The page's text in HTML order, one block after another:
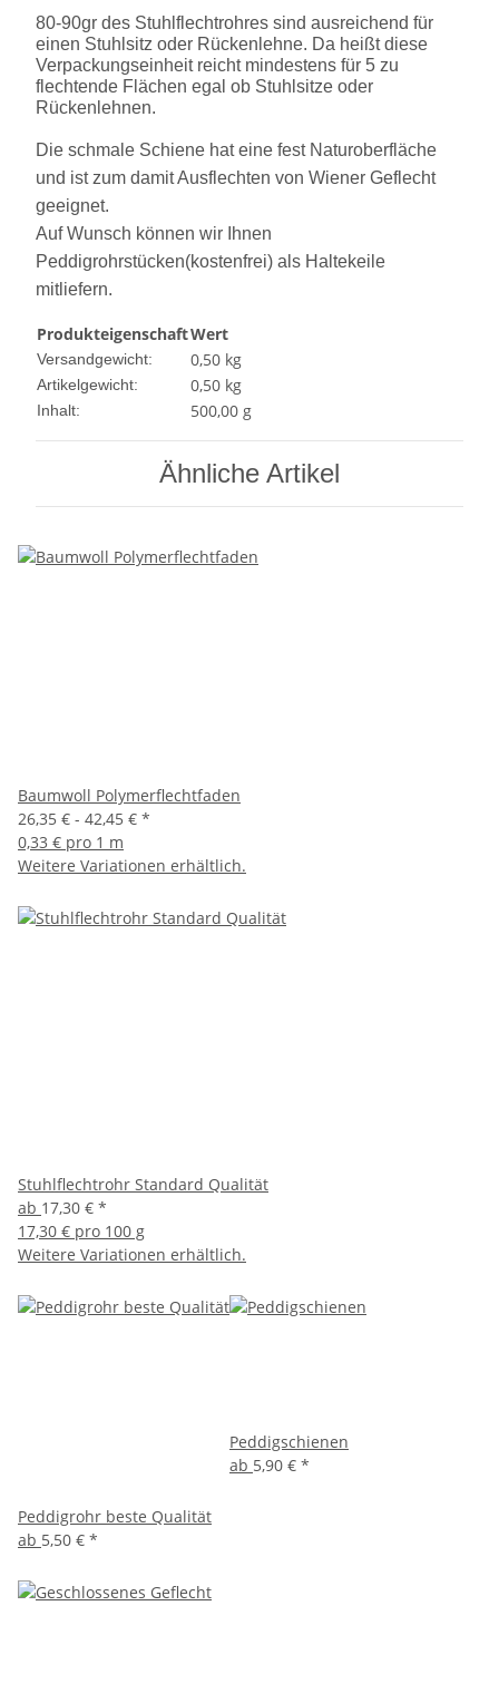
80-90gr des Stuhlflechtrohres sind ausreichend für
einen Stuhlsitz oder Rückenlehne. Da heißt diese
Verpackungseinheit reicht mindestens für 5 zu
flechtende Flächen egal ob Stuhlsitze oder
Rückenlehnen.
Die schmale Schiene hat eine fest Naturoberfläche
und ist zum damit Ausflechten von Wiener Geflecht
geeignet.
Auf Wunsch können wir Ihnen
Peddigrohrstücken(kostenfrei) als Haltekeile
mitliefern.
ProdukteigenschaftWert
Versandgewicht: 0,50 kg
Artikelgewicht: 0,50 kg
Inhalt: 500,00 g
Ähnliche Artikel
Baumwoll Polymerflechtfaden
26,35 € - 42,45 € *
0,33 € pro 1 m
Weitere Variationen erhältlich.
Stuhlflechtrohr Standard Qualität
ab 17,30 € *
17,30 € pro 100 g
Weitere Variationen erhältlich.
Peddigrohr beste Qualität
ab 5,50 € *
Peddigschienen
ab 5,90 € *